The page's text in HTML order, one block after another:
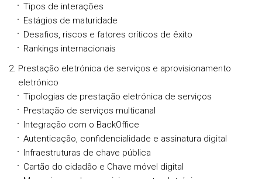
Tipos de interações
Estágios de maturidade
Desafios, riscos e fatores críticos de êxito
Rankings internacionais
Prestação eletrónica de serviços e aprovisionamento
eletrónico
Tipologias de prestação eletrónica de serviços
Prestação de serviços multicanal
Integração com o BackOffice
Autenticação, confidencialidade e assinatura digital
Infraestruturas de chave pública
Cartão do cidadão e Chave móvel digital